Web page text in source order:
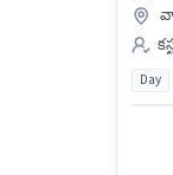
Day